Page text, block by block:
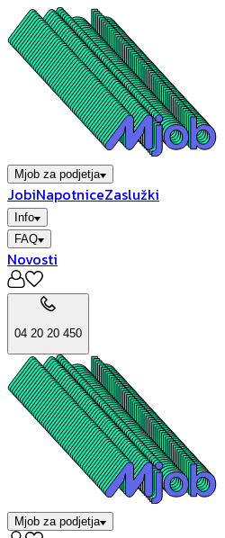
Mjob za podjetja
JobiNapotniceZaslužki
Info
FAQ
Novosti
04 20 20 450
Mjob za podjetja